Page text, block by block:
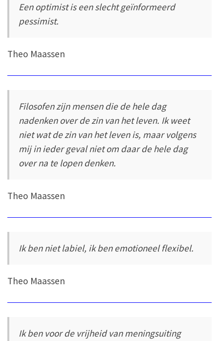
Een optimist is een slecht geïnformeerd
pessimist.
Theo Maassen
Filosofen zijn mensen die de hele dag
nadenken over de zin van het leven. Ik weet
niet wat de zin van het leven is, maar volgens
mij in ieder geval niet om daar de hele dag
over na te lopen denken.
Theo Maassen
Ik ben niet labiel, ik ben emotioneel flexibel.
Theo Maassen
Ik ben voor de vrijheid van meningsuiting